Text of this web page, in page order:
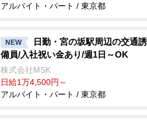
アルバイト・パート / 東京都
NEW
日勤・宮の坂駅周辺の交通
備員/入社祝い金あり/週1日～OK
株式会社MSK
日給1万4,500円～
アルバイト・パート / 東京都